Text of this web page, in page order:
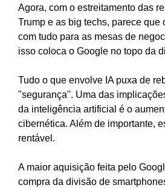
Agora, com o estreitamento das
Trump e as big techs, parece que
com tudo para as mesas de
isso coloca o Google no topo da
Tudo o que envolve IA puxa de
"segurança". Uma das
da inteligência artificial é o
cibernética. Além de importante,
rentável.
A maior aquisição feita pelo
compra da divisão de